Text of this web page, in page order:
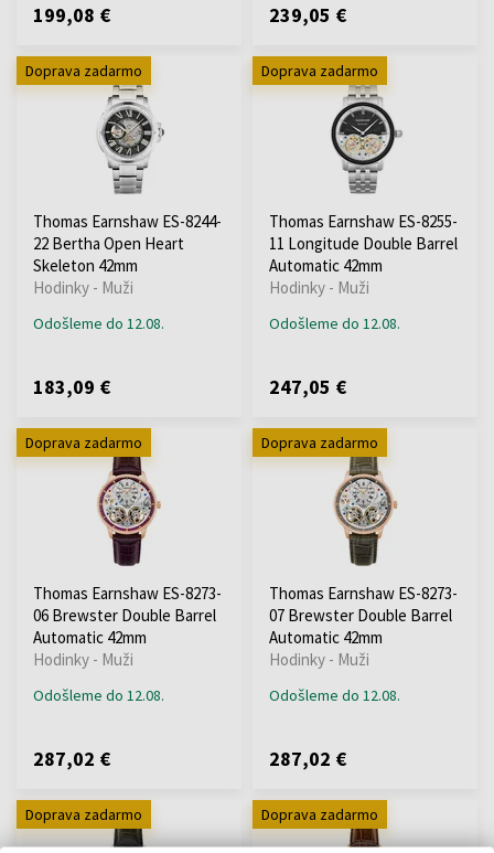
199,08 € 239,05 €
Doprava zadarmo
Thomas Earnshaw ES-8244-
22 Bertha Open Heart
Skeleton 42mm
Hodinky - Muži
Odošleme do 12.08.
183,09 €
Doprava zadarmo
Thomas Earnshaw ES-8255-
11 Longitude Double Barrel
Automatic 42mm
Hodinky - Muži
Odošleme do 12.08.
247,05 €
Doprava zadarmo
Thomas Earnshaw ES-8273-
06 Brewster Double Barrel
Automatic 42mm
Hodinky - Muži
Odošleme do 12.08.
287,02 €
Doprava zadarmo
Thomas Earnshaw ES-8273-
07 Brewster Double Barrel
Automatic 42mm
Hodinky - Muži
Odošleme do 12.08.
287,02 €
Doprava zadarmo Doprava zadarmo